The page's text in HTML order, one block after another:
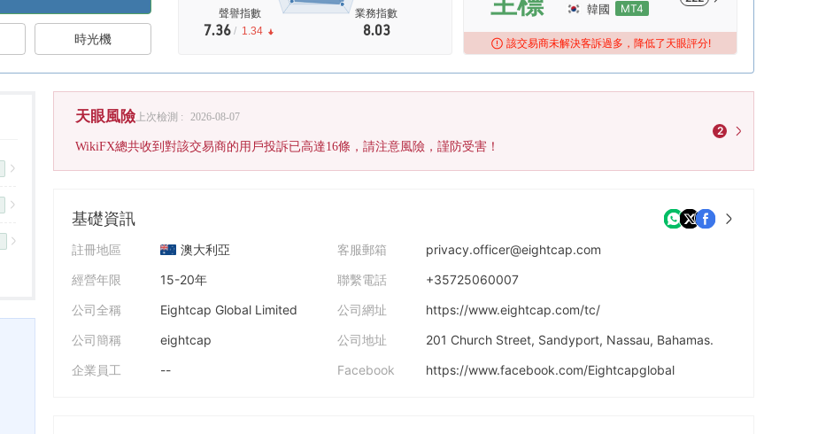
時光機
聲譽指數
7.36 / 1.34
業務指數
8.03
韓國 MT4
該交易商未解決客訴過多，降低了天眼評分!
天眼風險 上次檢測 : 2026-08-07
WikiFX總共收到對該交易商的用戶投訴已高達16條，請注意風險，謹防受害！
2
基礎資訊
註冊地區
澳大利亞
經營年限
15-20年
公司全稱
Eightcap Global Limited
公司簡稱
eightcap
企業員工
--
客服郵箱
privacy.officer@eightcap.com
聯繫電話
+35725060007
公司網址
https://www.eightcap.com/tc/
公司地址
201 Church Street, Sandyport, Nassau, Bahamas.
Facebook
https://www.facebook.com/Eightcapglobal